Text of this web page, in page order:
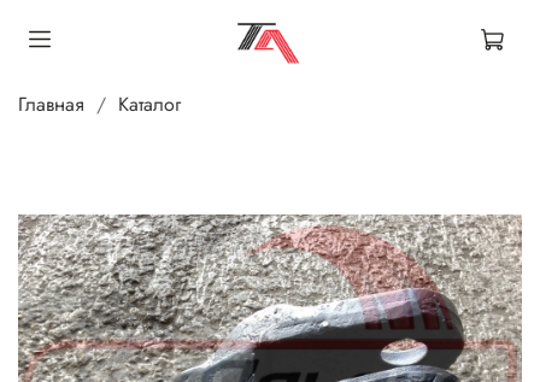
Главная Каталог